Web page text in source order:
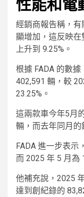
性能和電
經銷商報告稱，
顯增加，這反映
上升到 9.25%。
根據 FADA 的數
402,591 輛，較
23.25%。
這兩款車今年5月
輛，而去年同月的
FADA 進一步表示
而 2025 年 5 月為
他補充說，2025
達到創紀錄的